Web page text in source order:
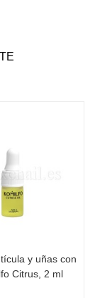
y uñas con
Citrus, 2 ml